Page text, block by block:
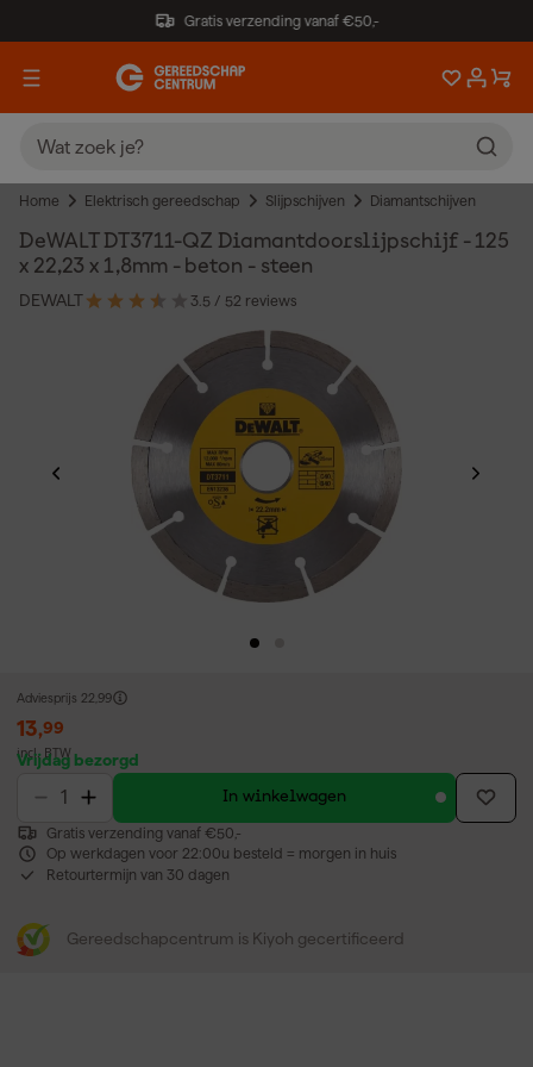
Gratis verzending vanaf €50,-
Home Elektrisch gereedschap Slijpschijven Diamantschijven
DeWALT DT3711-QZ Diamantdoorslijpschijf - 125
x 22,23 x 1,8mm - beton - steen
DEWALT 3.5 / 52 reviews
Adviesprijs 22,99
13,99
incl. BTW
Vrijdag bezorgd
In winkelwagen
Gratis verzending vanaf €50,-
Op werkdagen voor 22:00u besteld = morgen in huis
Retourtermijn van 30 dagen
Gereedschapcentrum is Kiyoh gecertificeerd